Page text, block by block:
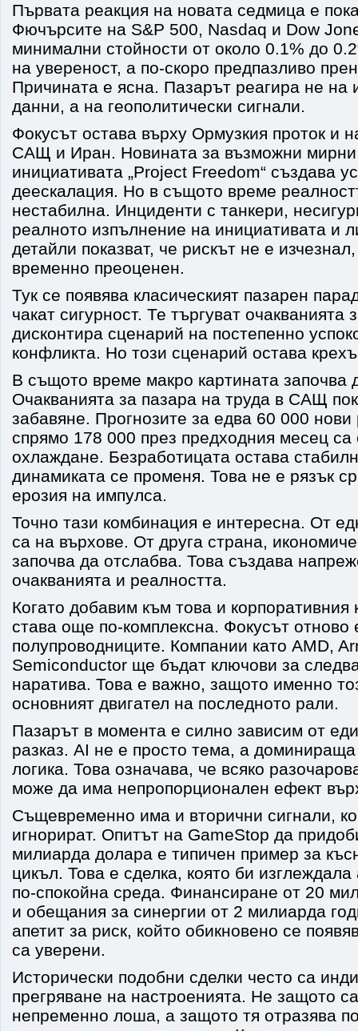
Първата реакция на новата седмица е
Фючърсите на S&P 500, Nasdaq и Dow
минимални стойности от около 0.1% до
на увереност, а по-скоро предпазливо
Причината е ясна. Пазарът реагира не на
данни, а на геополитически сигнали.
Фокусът остава върху Ормузкия проток и
САЩ и Иран. Новината за възможни мирни
инициативата „Project Freedom“ създава
деескалация. Но в същото време
нестабилна. Инциденти с танкери,
реалното изпълнение на инициативата и
детайли показват, че рискът не е
временно преоценен.
Тук се появява класическият пазарен
чакат сигурност. Те търгуват
дисконтира сценарий на постепенно
конфликта. Но този сценарий остава
В същото време макро картината започва
Очакванията за пазара на труда в САЩ
забавяне. Прогнозите за едва 60 000
спрямо 178 000 през предходния месец са
охлаждане. Безработицата остава
динамиката се променя. Това не е рязък
ерозия на импулса.
Точно тази комбинация е интересна. От
са на върхове. От друга страна,
започва да отслабва. Това създава
очакванията и реалността.
Когато добавим към това и корпоративния
става още по-комплексна. Фокусът отново
полупроводниците. Компании като AMD,
Semiconductor ще бъдат ключови за
наратива. Това е важно, защото именно
основният двигател на последното рали.
Пазарът в момента е силно зависим от
разказ. AI не е просто тема, а
логика. Това означава, че всяко
може да има непропорционален ефект
Същевременно има и вторични сигнали,
игнорират. Опитът на GameStop да
милиарда долара е типичен пример за
цикъл. Това е сделка, която би
по-спокойна среда. Финансиране от 20
и обещания за синергии от 2 милиарда
апетит за риск, който обикновено се
са уверени.
Исторически подобни сделки често са
прегряване на настроенията. Не защото
непременно лоша, а защото тя отразява